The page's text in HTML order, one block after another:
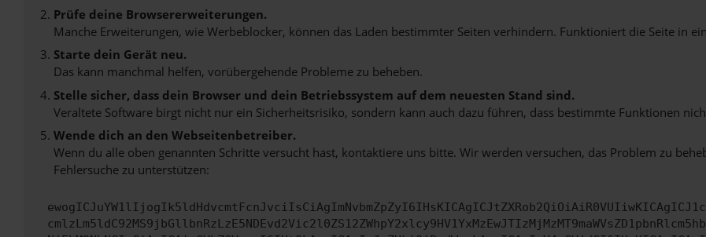
Prüfe deine Browsererweiterungen.
Manche Erweiterungen, wie Werbeblocker, können das Laden bestimmter Seiten verhindern. Funktioniert die Seite in
Starte dein Gerät neu.
Das kann manchmal helfen, vorübergehende Probleme zu beheben.
Stelle sicher, dass dein Browser und dein Betriebssystem auf dem neuesten Stand sind.
Veraltete Software birgt nicht nur ein Sicherheitsrisiko, sondern kann auch dazu führen, dass bestimmte Funktionen
Wende dich an den Webseitenbetreiber.
Wenn du alle oben genannten Schritte versucht hast, kontaktiere uns bitte. Wir werden versuchen, das Problem zu
Fehlersuche zu unterstützen: